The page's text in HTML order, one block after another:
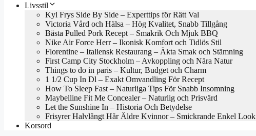
Livsstil
Kyl Frys Side By Side – Experttips för Rätt Val
Victoria Vård och Hälsa – Hög Kvalitet, Snabb Tillgång
Bästa Pulled Pork Recept – Smakrik Och Mjuk BBQ
Nike Air Force Herr – Ikonisk Komfort och Tidlös Stil
Florentine – Italiensk Restaurang – Äkta Smak och Stämning
First Camp City Stockholm – Avkoppling och Nära Natur
Things to do in paris – Kultur, Budget och Charm
1 1/2 Cup In Dl – Exakt Omvandling För Recept
How To Sleep Fast – Naturliga Tips För Snabb Insomning
Maybelline Fit Me Concealer – Naturlig och Prisvärd
Let the Sunshine In – Historia Och Betydelse
Frisyrer Halvlångt Hår Äldre Kvinnor – Smickrande Enkel Look
Korsord